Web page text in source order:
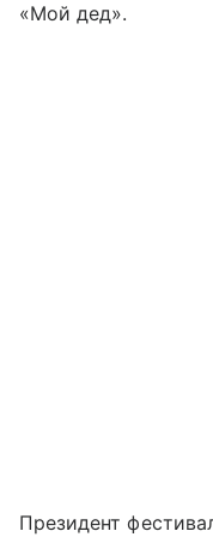
«Мой дед».
Президент